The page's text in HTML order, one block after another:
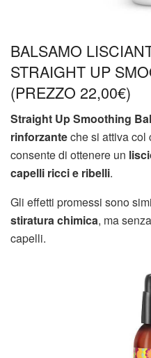
BALSAMO
STRAIGHT UP
(PREZZO 22,00€)
Straight Up Smoothing
rinforzanteche si attiva col
consente di ottenere un
capelli ricci e ribelli.
Gli effetti promessi sono
stiratura chimica, ma
capelli.